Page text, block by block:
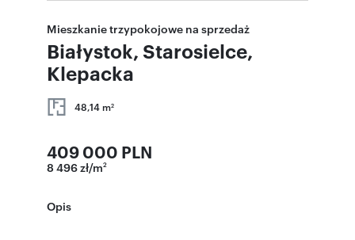
Mieszkanie trzypokojowe na sprzedaż
Białystok, Starosielce,
Klepacka
48,14 m2
409 000 PLN
8 496 zł/m2
Opis